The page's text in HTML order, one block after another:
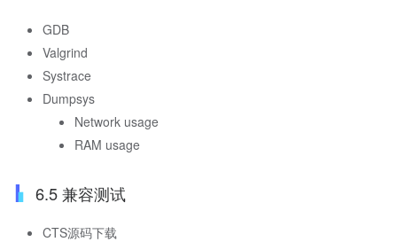
GDB
Valgrind
Systrace
Dumpsys
Network usage
RAM usage
6.5 兼容测试
CTS源码下载